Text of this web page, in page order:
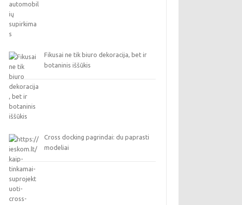
Fikusai ne tik biuro dekoracija, bet ir
botaninis iššūkis
Cross docking pagrindai: du paprasti
modeliai